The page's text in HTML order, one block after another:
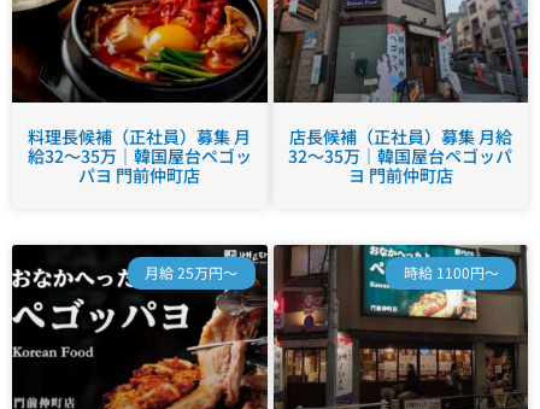
料理長候補（正社員）募集 月
給32～35万｜韓国屋台ペゴッ
パヨ 門前仲町店
店長候補（正社員）募集 月給
32～35万｜韓国屋台ペゴッパ
ヨ 門前仲町店
月給 25万円～ 時給 1100円～